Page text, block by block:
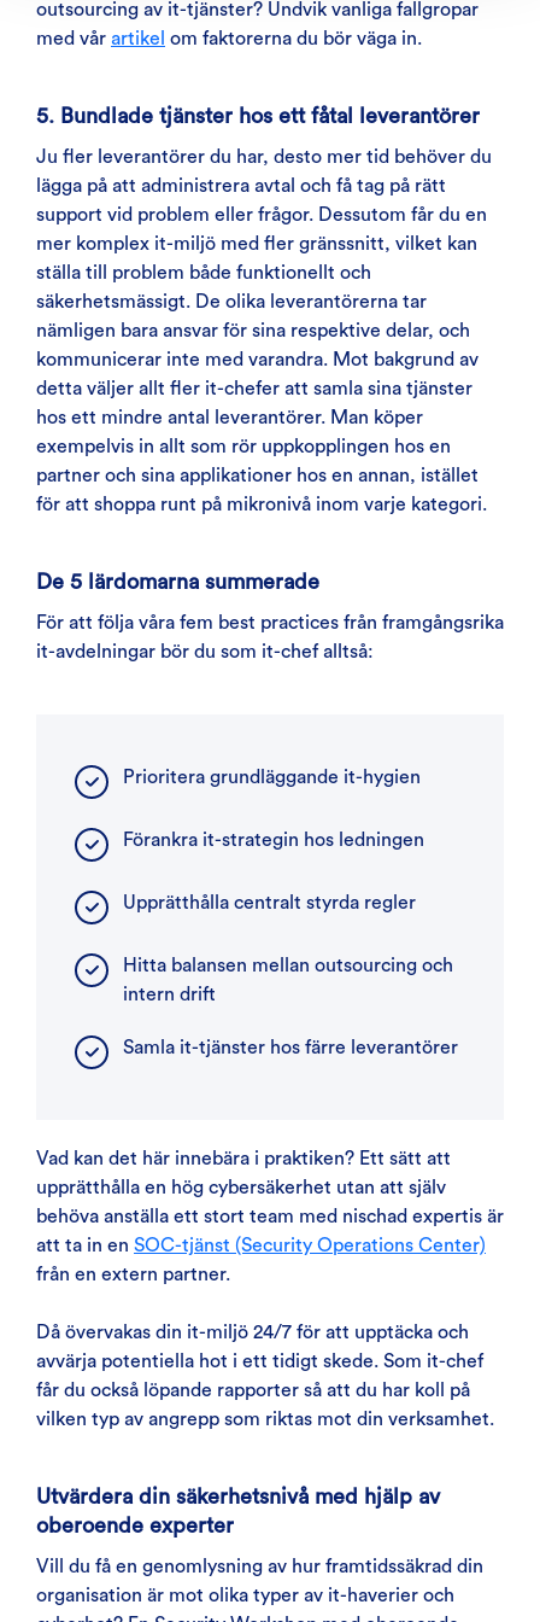
outsourcing av it-tjänster? Undvik vanliga fallgropar
med vår artikel om faktorerna du bör väga in.
5. Bundlade tjänster hos ett fåtal leverantörer
Ju fler leverantörer du har, desto mer tid behöver du
lägga på att administrera avtal och få tag på rätt
support vid problem eller frågor. Dessutom får du en
mer komplex it-miljö med fler gränssnitt, vilket kan
ställa till problem både funktionellt och
säkerhetsmässigt. De olika leverantörerna tar
nämligen bara ansvar för sina respektive delar, och
kommunicerar inte med varandra. Mot bakgrund av
detta väljer allt fler it-chefer att samla sina tjänster
hos ett mindre antal leverantörer. Man köper
exempelvis in allt som rör uppkopplingen hos en
partner och sina applikationer hos en annan, istället
för att shoppa runt på mikronivå inom varje kategori.
De 5 lärdomarna summerade
För att följa våra fem best practices från framgångsrika
it-avdelningar bör du som it-chef alltså:
Prioritera grundläggande it-hygien
Förankra it-strategin hos ledningen
Upprätthålla centralt styrda regler
Hitta balansen mellan outsourcing och
intern drift
Samla it-tjänster hos färre leverantörer
Vad kan det här innebära i praktiken? Ett sätt att
upprätthålla en hög cybersäkerhet utan att själv
behöva anställa ett stort team med nischad expertis är
att ta in en SOC-tjänst (Security Operations Center)
från en extern partner.
Då övervakas din it-miljö 24/7 för att upptäcka och
avvärja potentiella hot i ett tidigt skede. Som it-chef
får du också löpande rapporter så att du har koll på
vilken typ av angrepp som riktas mot din verksamhet.
Utvärdera din säkerhetsnivå med hjälp av
oberoende experter
Vill du få en genomlysning av hur framtidssäkrad din
organisation är mot olika typer av it-haverier och